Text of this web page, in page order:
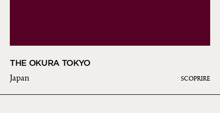
THE OKURA TOKYO
Japan SCOPRIRE